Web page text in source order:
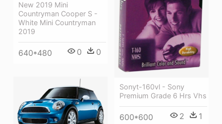
Sonyt-160vl - Sony
Premium Grade 6 Hrs Vhs
600*600 2 1
New 2019 Mini
Countryman Cooper S -
White Mini Countryman
2019
640*480 0 0